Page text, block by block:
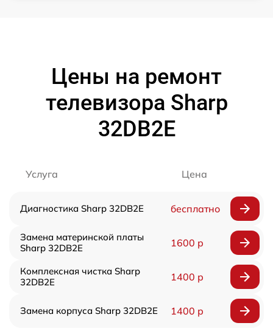
Цены на ремонт
телевизора Sharp
32DB2E
Услуга Цена
Диагностика Sharp 32DB2E бесплатно
Замена материнской платы
Sharp 32DB2E
1600 р
Комплексная чистка Sharp
32DB2E
1400 р
Замена корпуса Sharp 32DB2E 1400 р